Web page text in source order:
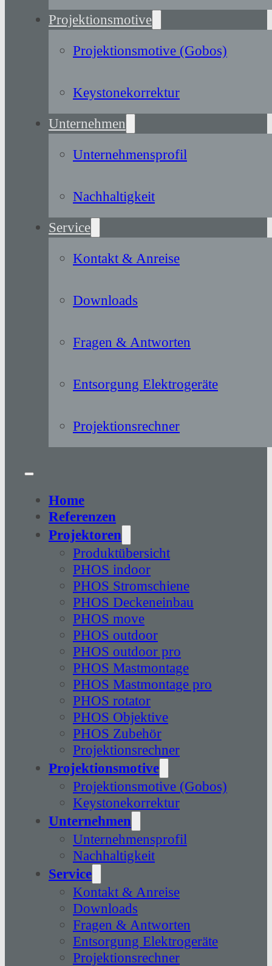
Projektionsmotive
Projektionsmotive (Gobos)
Keystonekorrektur
Unternehmen
Unternehmensprofil
Nachhaltigkeit
Service
Kontakt & Anreise
Downloads
Fragen & Antworten
Entsorgung Elektrogeräte
Projektionsrechner
Home
Referenzen
Projektoren
Produktübersicht
PHOS indoor
PHOS Stromschiene
PHOS Deckeneinbau
PHOS move
PHOS outdoor
PHOS outdoor pro
PHOS Mastmontage
PHOS Mastmontage pro
PHOS rotator
PHOS Objektive
PHOS Zubehör
Projektionsrechner
Projektionsmotive
Projektionsmotive (Gobos)
Keystonekorrektur
Unternehmen
Unternehmensprofil
Nachhaltigkeit
Service
Kontakt & Anreise
Downloads
Fragen & Antworten
Entsorgung Elektrogeräte
Projektionsrechner